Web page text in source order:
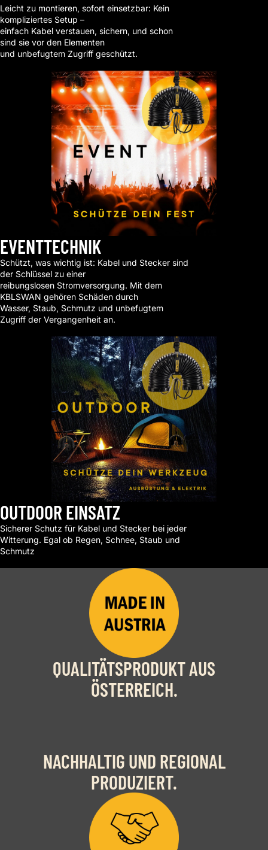
Leicht zu montieren, sofort einsetzbar: Kein
kompliziertes Setup –
einfach Kabel verstauen, sichern, und schon
sind sie vor den Elementen
und unbefugtem Zugriff geschützt.
EVENTTECHNIK
Schützt, was wichtig ist: Kabel und Stecker sind
der Schlüssel zu einer
reibungslosen Stromversorgung. Mit dem
KBLSWAN gehören Schäden durch
Wasser, Staub, Schmutz und unbefugtem
Zugriff der Vergangenheit an.
OUTDOOR EINSATZ
Sicherer Schutz für Kabel und Stecker bei jeder
Witterung. Egal ob Regen, Schnee, Staub und
Schmutz
QUALITÄTSPRODUKT AUS
ÖSTERREICH.
NACHHALTIG UND REGIONAL
PRODUZIERT.